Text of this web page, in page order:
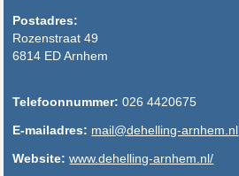
Postadres:
Rozenstraat 49
6814 ED Arnhem
Telefoonnummer: 026 4420675
E-mailadres: mail@dehelling-arnhem.nl
Website: www.dehelling-arnhem.nl/